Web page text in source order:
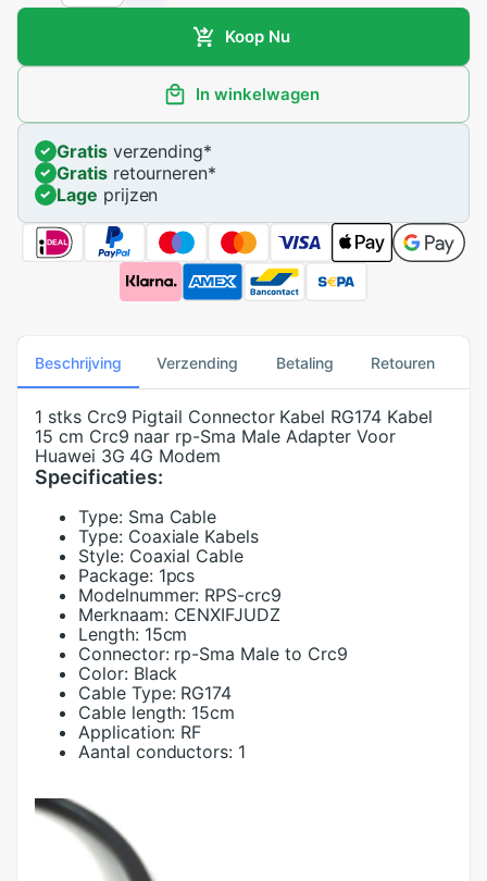
Koop Nu
In winkelwagen
Gratisverzending*
Gratisretourneren*
Lage prijzen
Beschrijving Verzending Betaling Retouren
1 stks Crc9 Pigtail Connector Kabel RG174 Kabel
15 cm Crc9 naar rp-Sma Male Adapter Voor
Huawei 3G 4G Modem
Specificaties:
Type: Sma Cable
Type: Coaxiale Kabels
Style: Coaxial Cable
Package: 1pcs
Modelnummer: RPS-crc9
Merknaam: CENXIFJUDZ
Length: 15cm
Connector: rp-Sma Male to Crc9
Color: Black
Cable Type: RG174
Cable length: 15cm
Application: RF
Aantal conductors: 1